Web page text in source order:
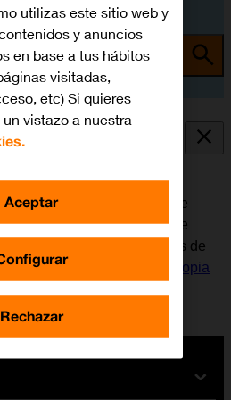
de una copia de
anterior de una copia de
el móvil se activa antes de
cuando se restablece. Antes de
es necesario
hacer una copia
en iCloud
utilizas este sitio web y
y anuncios
en base a tus hábitos
visitadas,
etc) Si quieres
vistazo a nuestra
Rechazar
Aceptar